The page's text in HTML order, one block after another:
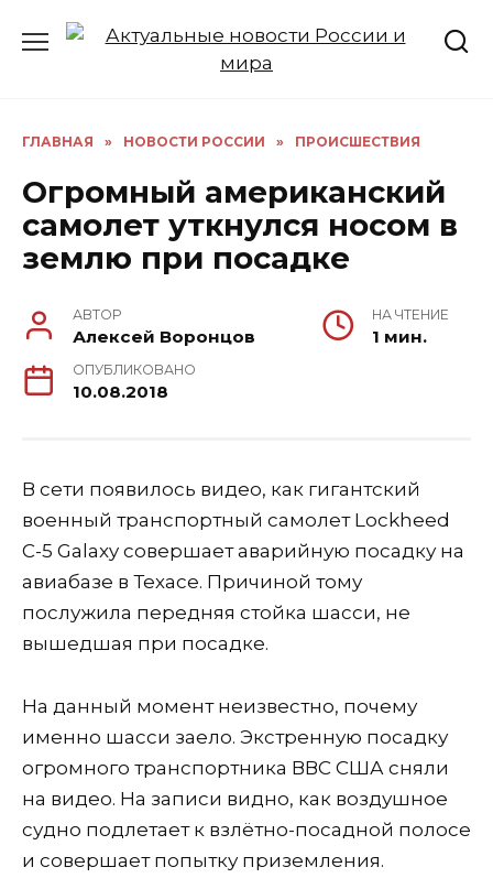
ГЛАВНАЯ » НОВОСТИ РОССИИ » ПРОИСШЕСТВИЯ
Огромный американский
самолет уткнулся носом в
землю при посадке
АВТОР
Алексей Воронцов
НА ЧТЕНИЕ
1 мин.
ОПУБЛИКОВАНО
10.08.2018
В сети появилось видео, как гигантский
военный транспортный самолет Lockheed
C-5 Galaxy совершает аварийную посадку на
авиабазе в Техасе. Причиной тому
послужила передняя стойка шасси, не
вышедшая при посадке.
На данный момент неизвестно, почему
именно шасси заело. Экстренную посадку
огромного транспортника ВВС США сняли
на видео. На записи видно, как воздушное
судно подлетает к взлётно-посадной полосе
и совершает попытку приземления.